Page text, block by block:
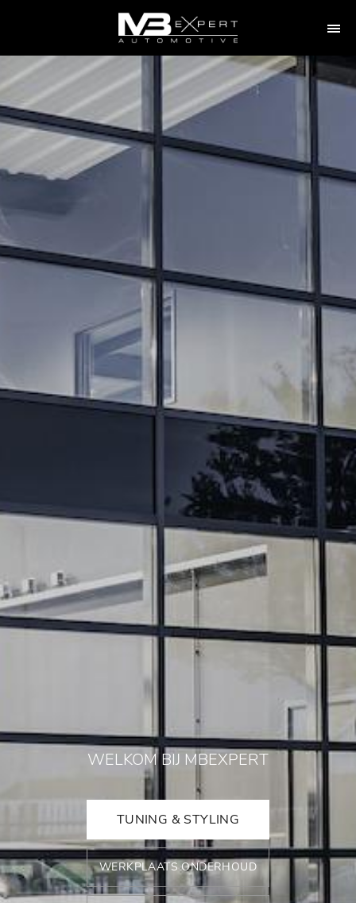
WELKOM BIJ MBEXPERT
TUNING & STYLING
WERKPLAATS ONDERHOUD